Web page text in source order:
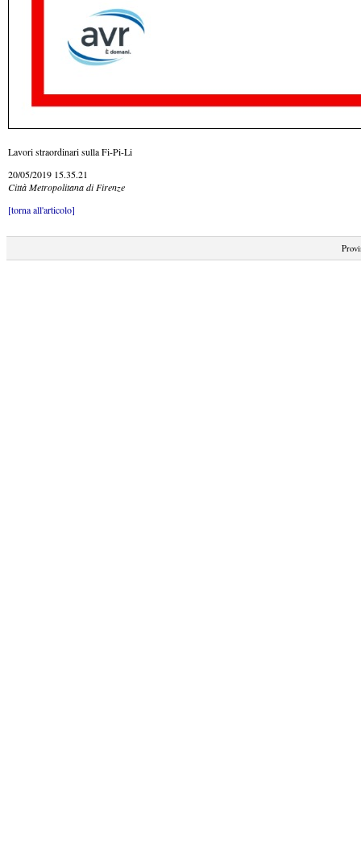
Lavori straordinari sulla Fi-Pi-Li
20/05/2019 15.35.21
Città Metropolitana di Firenze
[torna all'articolo]